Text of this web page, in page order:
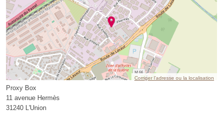
Corriger l’adresse ou la localisation
Proxy Box
11 avenue Hermès
31240 L'Union